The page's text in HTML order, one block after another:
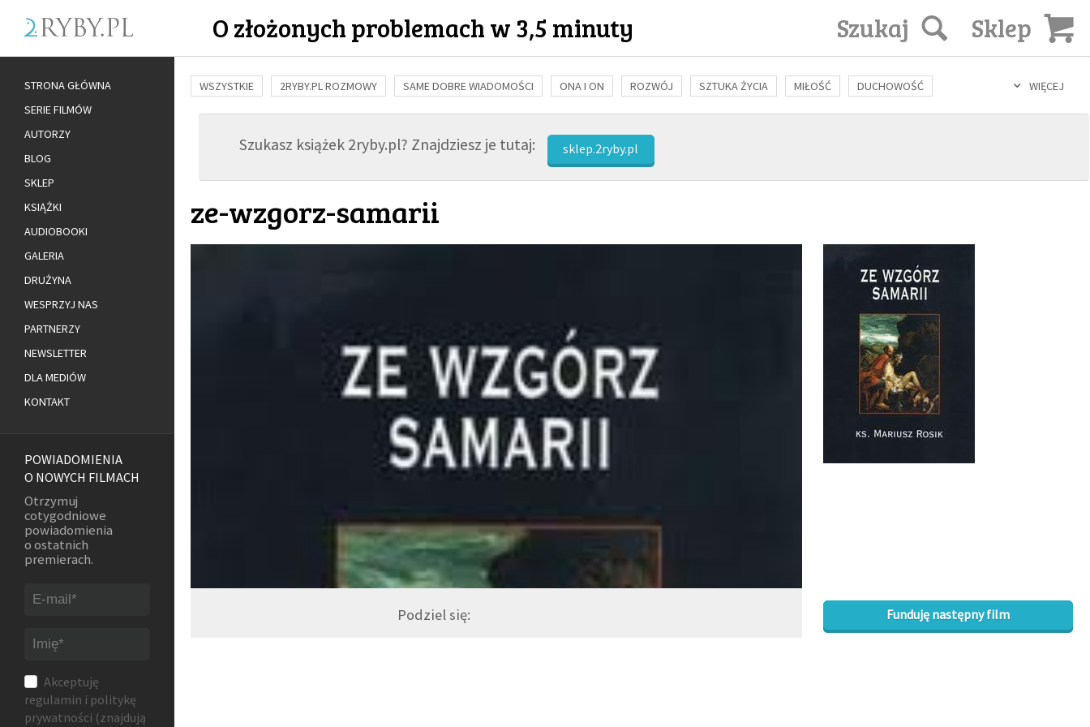
O złożonych problemach w 3,5 minuty Sklep
Szukaj
WIĘCEJ
WSZYSTKIE 2RYBY.PL ROZMOWY SAME DOBRE WIADOMOŚCI ONA I ON ROZWÓJ SZTUKA ŻYCIA MIŁOŚĆ DUCHOWOŚĆ
BUDOWANIE WIĘZI RODZINA NAUKA BIBLIA KOBIETA MĘŻCZYZNA RELIGIE FILOZOFIA KULTURA ŚWIĘCI SEKS IN VITRO
ADOPCJASzukasz książek 2ryby.pl? Znajdziesz je tutaj: sklep.2ryby.pl
ze-wzgorz-samarii
Podziel się: Funduję następny film
STRONA GŁÓWNA
SERIE FILMÓW
AUTORZY
BLOG
SKLEP
KSIĄŻKI
AUDIOBOOKI
GALERIA
DRUŻYNA
WESPRZYJ NAS
PARTNERZY
NEWSLETTER
DLA MEDIÓW
KONTAKT
POWIADOMIENIA
O NOWYCH FILMACH
Otrzymuj
cotygodniowe
powiadomienia
o ostatnich
premierach.
Akceptuję
regulamin i politykę
prywatności (znajdują